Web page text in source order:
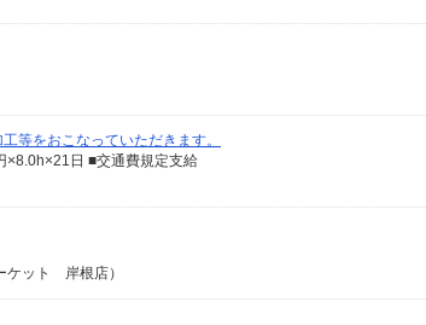
等をおこなっていただきます。
日 ■交通費規定支給
ケット 岸根店）